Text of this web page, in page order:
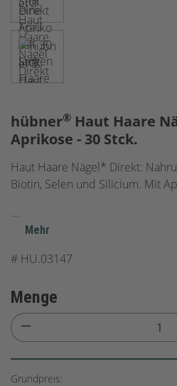
hübner® Haut Haare
Aprikose - 30 Stck.
Haut Haare Nägel* Direkt:
Biotin, Selen und Silicium. Mit
...
Mehr
# HU.03147
Menge
Grundpreis: